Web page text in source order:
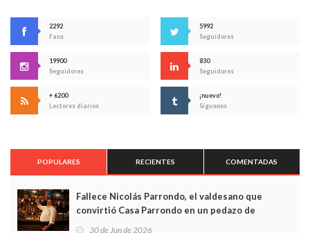
2292
Fans
5992
Seguidores
19900
Seguidores
830
Seguidores
+ 6200
Lectores diarios
¡nuevo!
Síguenos
POPULARES RECIENTES COMENTADAS
Fallece Nicolás Parrondo, el valdesano que
convirtió Casa Parrondo en un pedazo de
Asturias en Madrid
30 de Jun de 2026